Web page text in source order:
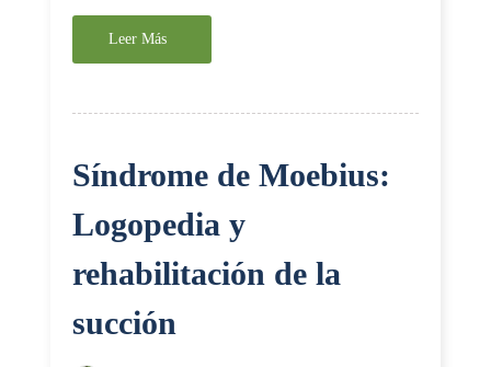
Leer Más
Síndrome de Moebius:
Logopedia y
rehabilitación de la
succión